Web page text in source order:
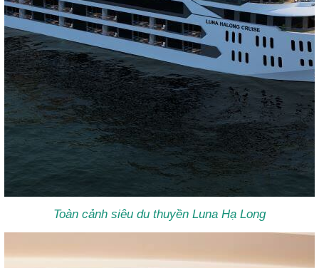
Toàn cảnh siêu du thuyền Luna Hạ Long